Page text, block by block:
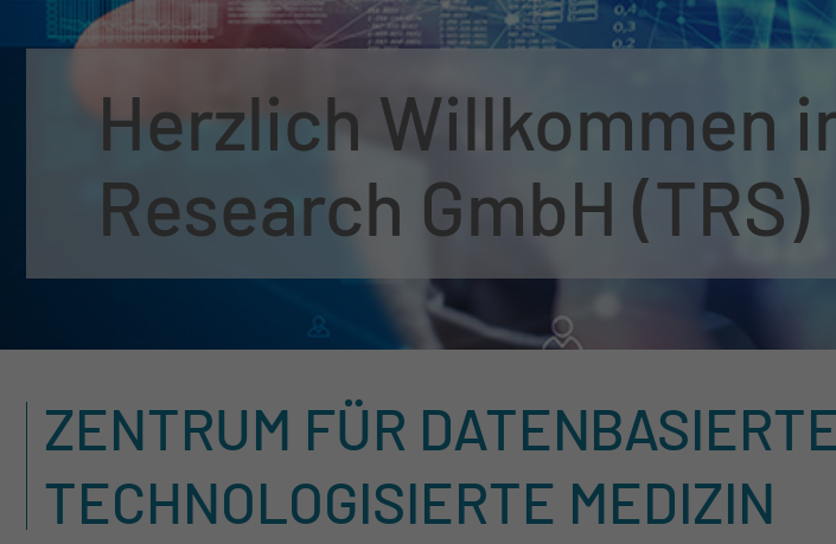
Herzlich Willkommen
Research GmbH (TRS)
ZENTRUM FÜR
TECHNOLOGISIERTE MEDIZIN